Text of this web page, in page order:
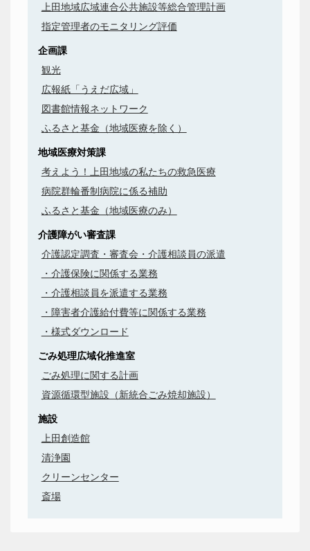
上田地域広域連合公共施設等総合管理計画
指定管理者のモニタリング評価
企画課
観光
広報紙「うえだ広域」
図書館情報ネットワーク
ふるさと基金（地域医療を除く）
地域医療対策課
考えよう！上田地域の私たちの救急医療
病院群輪番制病院に係る補助
ふるさと基金（地域医療のみ）
介護障がい審査課
介護認定調査・審査会・介護相談員の派遣
・介護保険に関係する業務
・介護相談員を派遣する業務
・障害者介護給付費等に関係する業務
・様式ダウンロード
ごみ処理広域化推進室
ごみ処理に関する計画
資源循環型施設（新統合ごみ焼却施設）
施設
上田創造館
清浄園
クリーンセンター
斎場